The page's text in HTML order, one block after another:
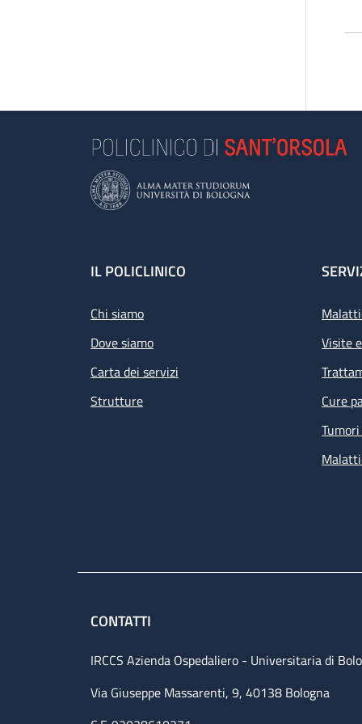
Footer
IL POLICLINICO
Chi siamo
Dove siamo
Carta dei servizi
Strutture
Visite
Cure
CONTATTI
IRCCS Azienda Ospedaliero - Universitaria di
Via Giuseppe Massarenti, 9, 40138 Bologna